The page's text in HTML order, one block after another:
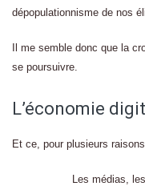
dépopulationnisme de nos
Il me semble donc que la
se poursuivre.
L’économie
Et ce, pour plusieurs
Les médias,